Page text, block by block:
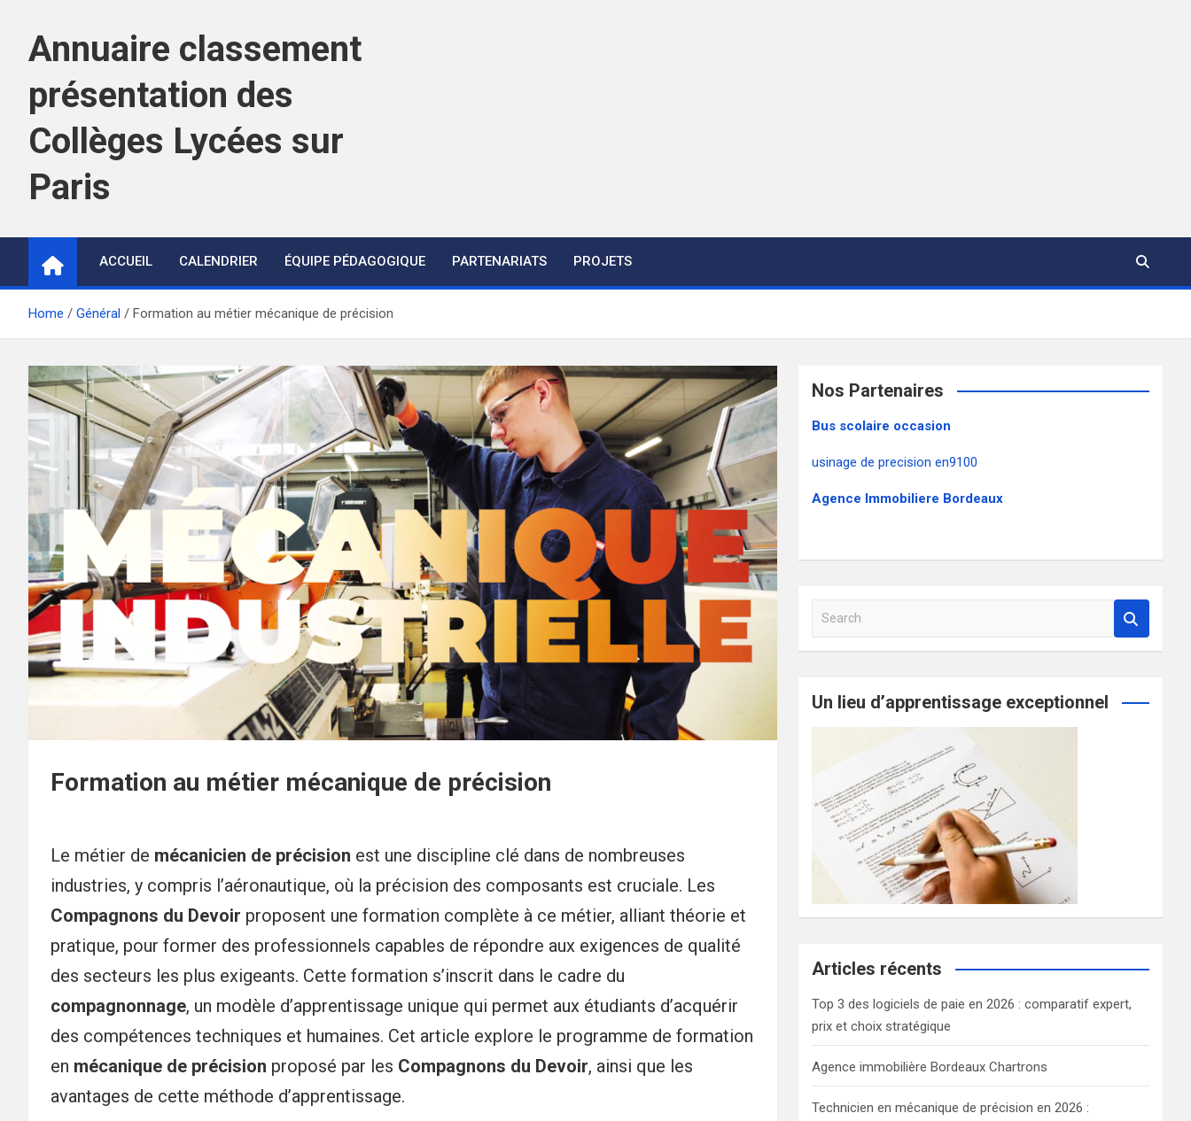
contentAnnuaire classement
présentation des
Collèges Lycées sur
Paris
ACCUEIL CALENDRIER ÉQUIPE PÉDAGOGIQUE PARTENARIATS PROJETS
Home Général Formation au métier mécanique de précision
Formation au métier mécanique de précision
Le métier de mécanicien de précision est une discipline clé dans de nombreuses
industries, y compris l’aéronautique, où la précision des composants est cruciale. Les
Compagnons du Devoir proposent une formation complète à ce métier, alliant théorie et
pratique, pour former des professionnels capables de répondre aux exigences de qualité
des secteurs les plus exigeants. Cette formation s’inscrit dans le cadre du
compagnonnage, un modèle d’apprentissage unique qui permet aux étudiants d’acquérir
des compétences techniques et humaines. Cet article explore le programme de formation
en mécanique de précision proposé par les Compagnons du Devoir, ainsi que les
avantages de cette méthode d’apprentissage.
Nos Partenaires
Bus scolaire occasion
usinage de precision en9100
Agence Immobiliere Bordeaux
a
cUn lieu d’apprentissage exceptionnel
Articles récents
Top 3 des logiciels de paie en 2026 : comparatif expert,
prix et choix stratégique
Agence immobilière Bordeaux Chartrons
Technicien en mécanique de précision en 2026 :